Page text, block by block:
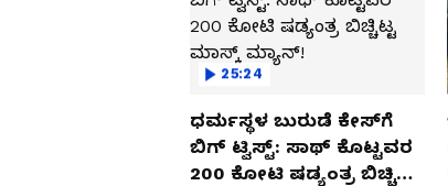
25:24
ಧರ್ಮಸ್ಥಳ ಬುರುಡೆ ಕೇಸ್‌ಗೆ
ಬಿಗ್ ಟ್ವಿಸ್ಟ್: ಸಾಥ್ ಕೊಟ್ಟವರ
₹200 ಕೋಟಿ ಷಡ್ಯಂತ್ರ ಬಿಚ್ಚಿಟ್ಟ